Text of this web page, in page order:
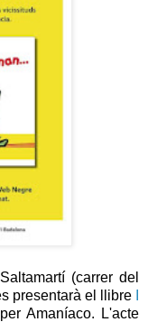
(carrer del
presentarà el llibre
Amaníaco. L'acte